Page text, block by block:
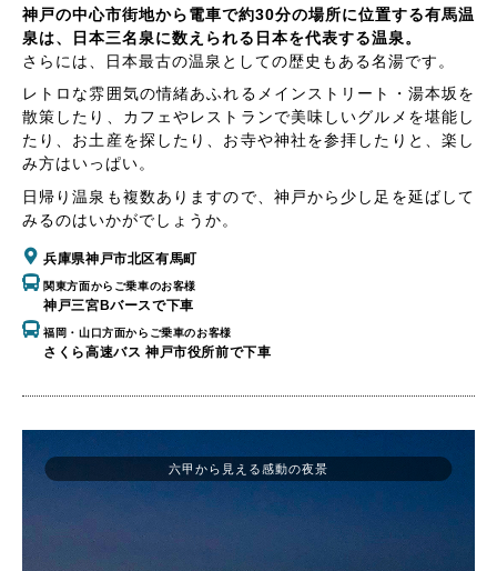
神戸の中心市街地から電車で約30分の場所に位置する有馬温
泉は、日本三名泉に数えられる日本を代表する温泉。
さらには、日本最古の温泉としての歴史もある名湯です。
レトロな雰囲気の情緒あふれるメインストリート・湯本坂を
散策したり、カフェやレストランで美味しいグルメを堪能し
たり、お土産を探したり、お寺や神社を参拝したりと、楽し
み方はいっぱい。
日帰り温泉も複数ありますので、神戸から少し足を延ばして
みるのはいかがでしょうか。
兵庫県神戸市北区有馬町
関東方面からご乗車のお客様
神戸三宮Bバースで下車
福岡・山口方面からご乗車のお客様
さくら高速バス 神戸市役所前で下車
六甲から見える感動の夜景